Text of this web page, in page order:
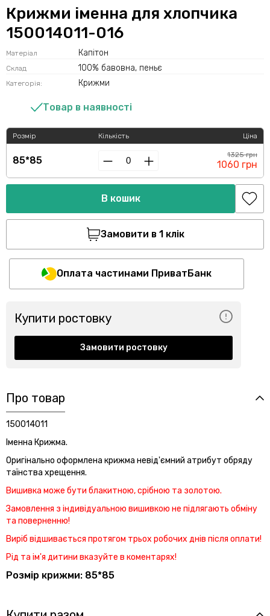
Крижми іменна для хлопчика
150014011-016
Матеріал Капітон
Склад 100% бавовна, пеньє
Категорія: Крижми
Товар в наявності
Розмір
85*85
Кількість Ціна
1325 грн
1060 грн
В кошик
Замовити в 1 клік
Оплата частинами ПриватБанк
Купити ростовку
Замовити ростовку
Про товар
150014011
Іменна Крижма.
Оригінально оформлена крижма невід'ємний атрибут обряду
таїнства хрещення.
Вишивка може бути блакитною, срібною та золотою.
Замовлення з індивідуальною вишивкою не підлягають обміну
та поверненню!
Виріб відшивається протягом трьох робочих днів після оплати!
Рід та ім'я дитини вказуйте в коментарях!
Розмір крижми: 85*85